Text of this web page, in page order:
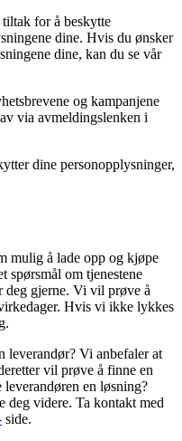
for å beskytte
dine. Hvis du ønsker
dine, kan du se vår
og kampanjene
via avmeldingslenken i
dine personopplysninger,
mulig å lade opp og kjøpe
spørsmål om tjenestene
deg gjerne. Vi vil prøve å
Hvis vi ikke lykkes
leverandør? Vi anbefaler at
vil prøve å finne en
en løsning?
deg videre. Ta kontakt med
side.